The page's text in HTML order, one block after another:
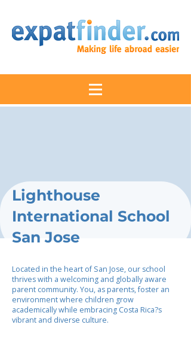
Lighthouse
International School
San Jose
Located in the heart of San Jose, our school
thrives with a welcoming and globally aware
parent community. You, as parents, foster an
environment where children grow
academically while embracing Costa Rica?s
vibrant and diverse culture.